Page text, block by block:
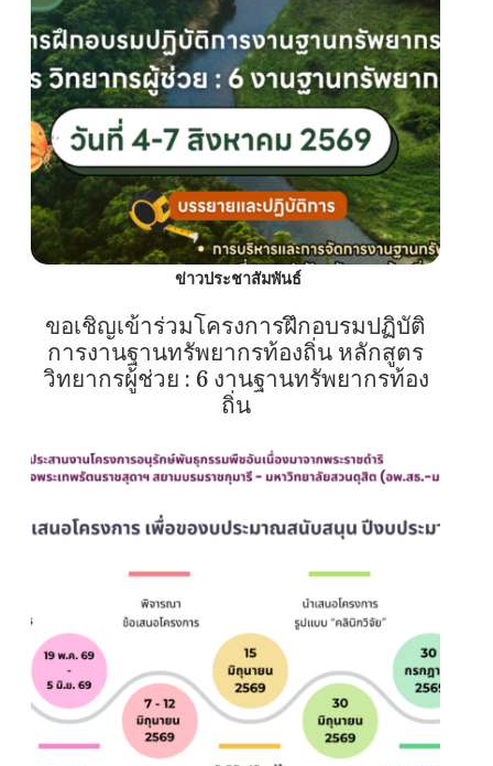
ข่าวประชาสัมพันธ์
ขอเชิญเข้าร่วมโครงการฝึกอบรมปฏิบัติ
การงานฐานทรัพยากรท้องถิ่น หลักสูตร
วิทยากรผู้ช่วย : 6 งานฐานทรัพยากรท้อง
ถิ่น